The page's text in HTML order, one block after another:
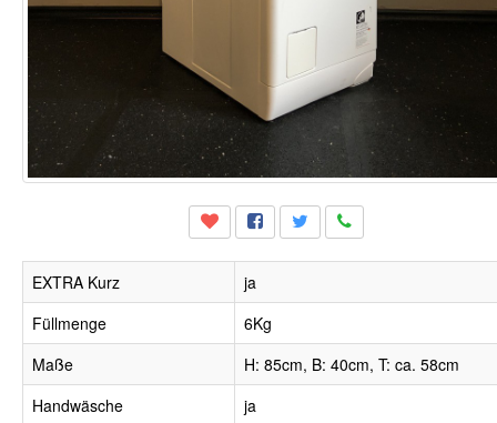
EXTRA Kurz
ja
Füllmenge
6Kg
Maße
H: 85cm, B: 40cm, T: ca. 58cm
Handwäsche
ja